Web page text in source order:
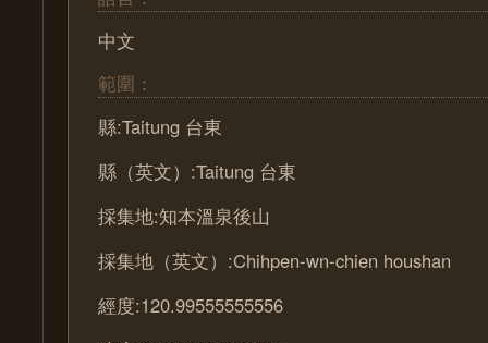
中文
範圍：
縣:Taitung 台東
縣（英文）:Taitung 台東
採集地:知本溫泉後山
採集地（英文）:Chihpen-wn-chien houshan
經度:120.99555555556